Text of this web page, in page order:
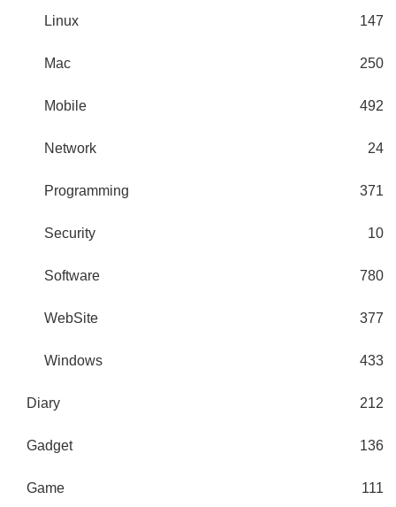
Linux 147
Mac 250
Mobile 492
Network 24
Programming 371
Security 10
Software 780
WebSite 377
Windows 433
Diary 212
Gadget 136
Game 111